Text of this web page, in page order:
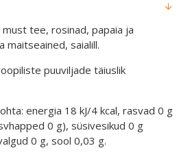
tee, rosinad, papaia ja
maitseained, saialill.
puuviljade täiuslik
energia 18 kJ/4 kcal, rasvad 0 g
0 g), süsivesikud 0 g
0 g, sool 0,03 g.